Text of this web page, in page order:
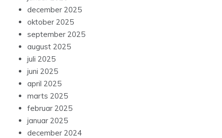
december 2025
oktober 2025
september 2025
august 2025
juli 2025
juni 2025
april 2025
marts 2025
februar 2025
januar 2025
december 2024